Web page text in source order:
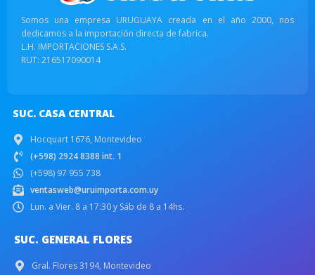
Somos una empresa URUGUAYA creada en el año 2000, nos
dedicamos a la importación directa de fabrica.
L.H. IMPORTACIONES S.A.S.
RUT: 216517090014
SUC. CASA CENTRAL
Hocquart 1676, Montevideo
(+598) 2924 8388 int. 1
(+598) 97 955 738
ventasweb@uruimporta.com.uy
Lun. a Vier. 8 a 17:30 y Sáb de 8 a 14hs.
SUC. GENERAL FLORES
Gral. Flores 3194, Montevideo